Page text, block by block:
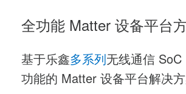
全功能 Matter 设备平台
基于乐鑫多系列 无线通信
功能的 Matter 设备平台解决方